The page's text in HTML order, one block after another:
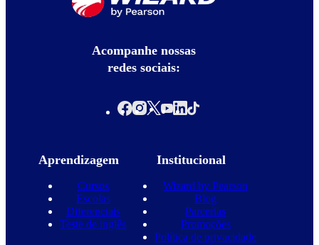
Acompanhe nossas
redes sociais:
Aprendizagem
Cursos
Escolas
Diferenciais
Teste de inglês
Institucional
Wizard by Pearson
Blog
Parcerias
Promoções
Política de privacidade